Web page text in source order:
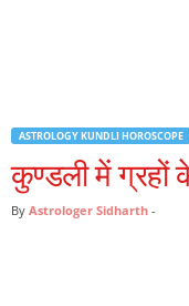
ASTROLOGY KUNDLI HOROSCOPE
कुण्‍डली में ग्रहों
By Astrologer Sidharth -